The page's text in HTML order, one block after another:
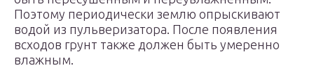
Поэтому периодически землю опрыскивают
водой из пульверизатора. После появления
всходов грунт также должен быть умеренно
влажным.